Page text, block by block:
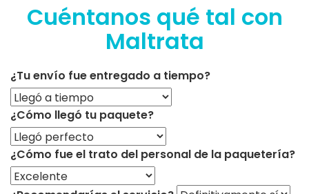
Cuéntanos qué tal con
Maltrata
¿Tu envío fue entregado a tiempo?
¿Cómo llegó tu paquete?
¿Cómo fue el trato del personal de la paquetería?